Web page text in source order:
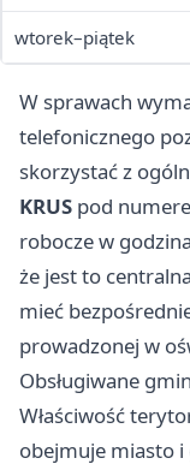
wtorek–piątek
W sprawach
telefonicznego
skorzystać z
KRUS pod
robocze w
że jest to
mieć
prowadzonej w
Obsługiwane
Właściwość
obejmuje miasto